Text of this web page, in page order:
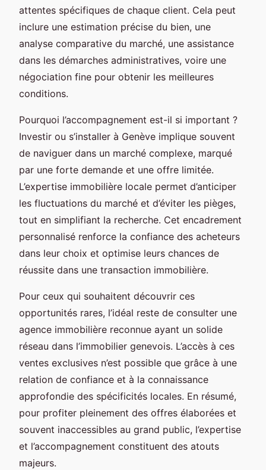
attentes spécifiques de chaque client. Cela peut
inclure une estimation précise du bien, une
analyse comparative du marché, une assistance
dans les démarches administratives, voire une
négociation fine pour obtenir les meilleures
conditions.
Pourquoi l’accompagnement est-il si important ?
Investir ou s’installer à Genève implique souvent
de naviguer dans un marché complexe, marqué
par une forte demande et une offre limitée.
L’expertise immobilière locale permet d’anticiper
les fluctuations du marché et d’éviter les pièges,
tout en simplifiant la recherche. Cet encadrement
personnalisé renforce la confiance des acheteurs
dans leur choix et optimise leurs chances de
réussite dans une transaction immobilière.
Pour ceux qui souhaitent découvrir ces
opportunités rares, l’idéal reste de consulter une
agence immobilière reconnue ayant un solide
réseau dans l’immobilier genevois. L’accès à ces
ventes exclusives n’est possible que grâce à une
relation de confiance et à la connaissance
approfondie des spécificités locales. En résumé,
pour profiter pleinement des offres élaborées et
souvent inaccessibles au grand public, l’expertise
et l’accompagnement constituent des atouts
majeurs.